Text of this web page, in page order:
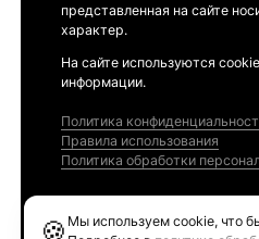
представленная на сайте
характер.
На сайте используются
информации.
Политика
Правила использования
Политика обработки
🍪 Мы используем cookie, что